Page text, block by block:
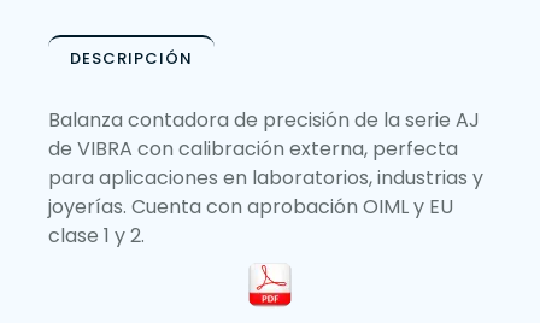
DESCRIPCIÓN
Balanza contadora de precisión de la serie AJ
de VIBRA con calibración externa, perfecta
para aplicaciones en laboratorios, industrias y
joyerías. Cuenta con aprobación OIML y EU
clase 1 y 2.